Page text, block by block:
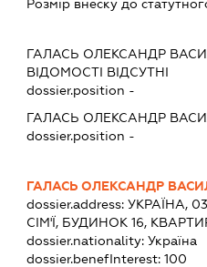
Розмір внеску до
ГАЛАСЬ ОЛЕКСАНДР
ВІДОМОСТІ ВІДСУТНІ
dossier.position -
ГАЛАСЬ ОЛЕКСАНДР
dossier.position -
ГАЛАСЬ ОЛЕКСАНДР
dossier.address: УКРАЇНА,
СІМ'Ї, БУДИНОК 16,
dossier.nationality: Україна
dossier.benefInterest: 100